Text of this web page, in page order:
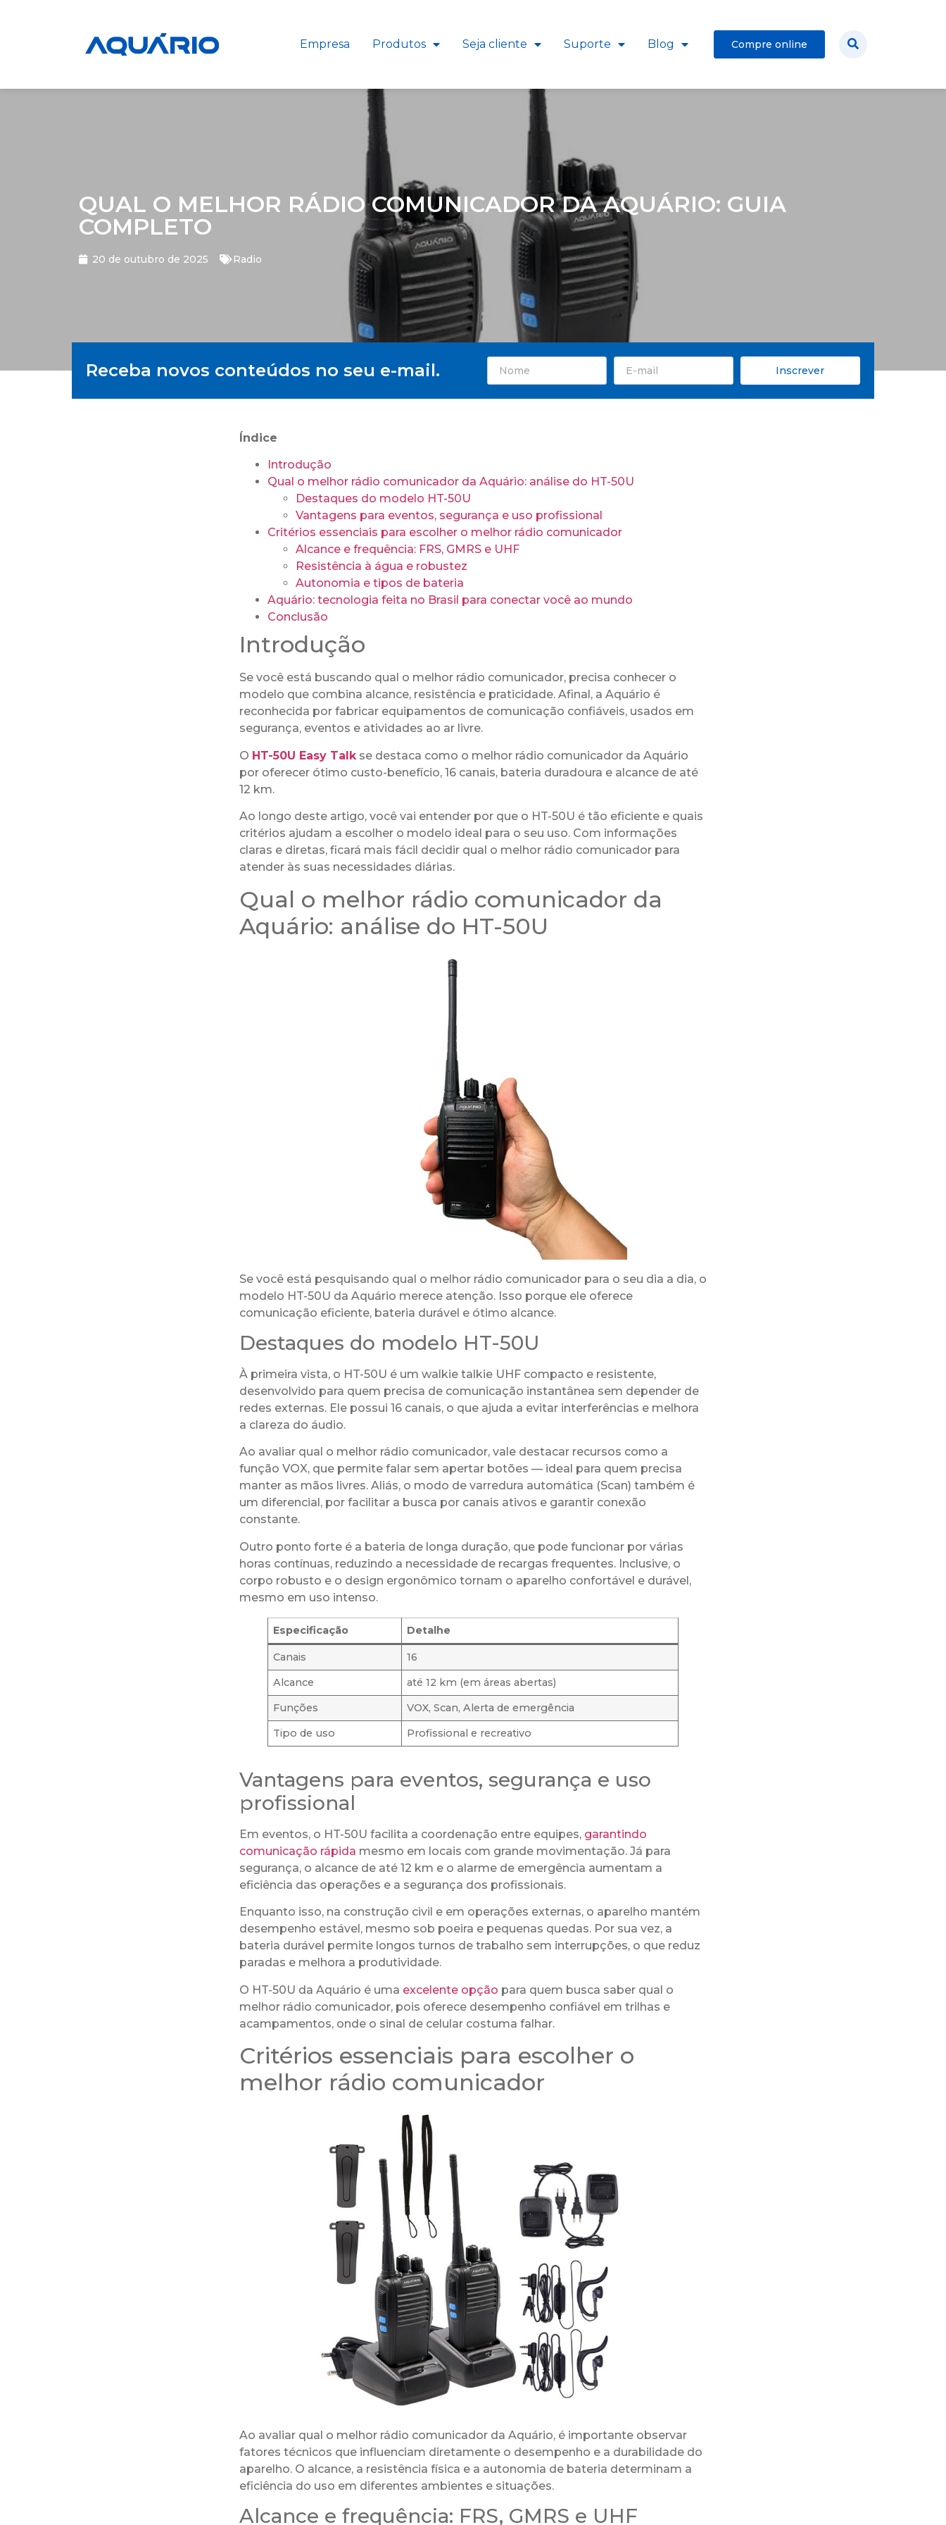
Empresa Produtos Seja cliente Suporte Blog Compre online
QUAL O MELHOR RÁDIO COMUNICADOR DA AQUÁRIO: GUIA
COMPLETO
20 de outubro de 2025 Radio
Receba novos conteúdos no seu e-mail. Inscrever
Índice
Introdução
Qual o melhor rádio comunicador da Aquário: análise do HT-50U
Destaques do modelo HT-50U
Vantagens para eventos, segurança e uso profissional
Critérios essenciais para escolher o melhor rádio comunicador
Alcance e frequência: FRS, GMRS e UHF
Resistência à água e robustez
Autonomia e tipos de bateria
Aquário: tecnologia feita no Brasil para conectar você ao mundo
Conclusão
Introdução
Se você está buscando qual o melhor rádio comunicador, precisa conhecer o
modelo que combina alcance, resistência e praticidade. Afinal, a Aquário é
reconhecida por fabricar equipamentos de comunicação confiáveis, usados em
segurança, eventos e atividades ao ar livre.
O HT-50U Easy Talk se destaca como o melhor rádio comunicador da Aquário
por oferecer ótimo custo-benefício, 16 canais, bateria duradoura e alcance de até
12 km.
Ao longo deste artigo, você vai entender por que o HT-50U é tão eficiente e quais
critérios ajudam a escolher o modelo ideal para o seu uso. Com informações
claras e diretas, ficará mais fácil decidir qual o melhor rádio comunicador para
atender às suas necessidades diárias.
Qual o melhor rádio comunicador da
Aquário: análise do HT-50U
Se você está pesquisando qual o melhor rádio comunicador para o seu dia a dia, o
modelo HT-50U da Aquário merece atenção. Isso porque ele oferece
comunicação eficiente, bateria durável e ótimo alcance.
Destaques do modelo HT-50U
À primeira vista, o HT-50U é um walkie talkie UHF compacto e resistente,
desenvolvido para quem precisa de comunicação instantânea sem depender de
redes externas. Ele possui 16 canais, o que ajuda a evitar interferências e melhora
a clareza do áudio.
Ao avaliar qual o melhor rádio comunicador, vale destacar recursos como a
função VOX, que permite falar sem apertar botões — ideal para quem precisa
manter as mãos livres. Aliás, o modo de varredura automática (Scan) também é
um diferencial, por facilitar a busca por canais ativos e garantir conexão
constante.
Outro ponto forte é a bateria de longa duração, que pode funcionar por várias
horas contínuas, reduzindo a necessidade de recargas frequentes. Inclusive, o
corpo robusto e o design ergonômico tornam o aparelho confortável e durável,
mesmo em uso intenso.
Especificação Detalhe
Canais
16
Alcance
até 12 km (em áreas abertas)
Funções
VOX, Scan, Alerta de emergência
Tipo de uso
Profissional e recreativo
Vantagens para eventos, segurança e uso
profissional
Em eventos, o HT-50U facilita a coordenação entre equipes, garantindo
comunicação rápida mesmo em locais com grande movimentação. Já para
segurança, o alcance de até 12 km e o alarme de emergência aumentam a
eficiência das operações e a segurança dos profissionais.
Enquanto isso, na construção civil e em operações externas, o aparelho mantém
desempenho estável, mesmo sob poeira e pequenas quedas. Por sua vez, a
bateria durável permite longos turnos de trabalho sem interrupções, o que reduz
paradas e melhora a produtividade.
O HT-50U da Aquário é uma excelente opção para quem busca saber qual o
melhor rádio comunicador, pois oferece desempenho confiável em trilhas e
acampamentos, onde o sinal de celular costuma falhar.
Critérios essenciais para escolher o
melhor rádio comunicador
Ao avaliar qual o melhor rádio comunicador da Aquário, é importante observar
fatores técnicos que influenciam diretamente o desempenho e a durabilidade do
aparelho. O alcance, a resistência física e a autonomia de bateria determinam a
eficiência do uso em diferentes ambientes e situações.
Alcance e frequência: FRS, GMRS e UHF